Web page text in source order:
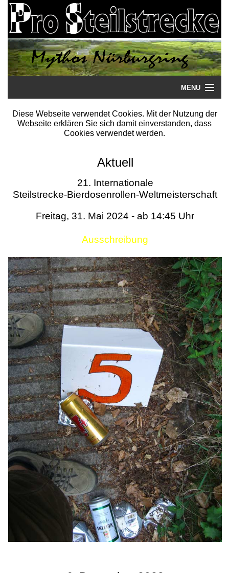
MENU
Startseite
Literatur
Termine
Diese Webseite verwendet Cookies. Mit der Nutzung der
Webseite erklären Sie sich damit einverstanden, dass
Cookies verwendet werden.
Aktuell
21. Internationale
Steilstrecke-Bierdosenrollen-Weltmeisterschaft
Freitag, 31. Mai 2024 - ab 14:45 Uhr
Ausschreibung